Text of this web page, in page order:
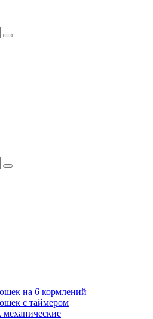
на 6 кормлений
с таймером